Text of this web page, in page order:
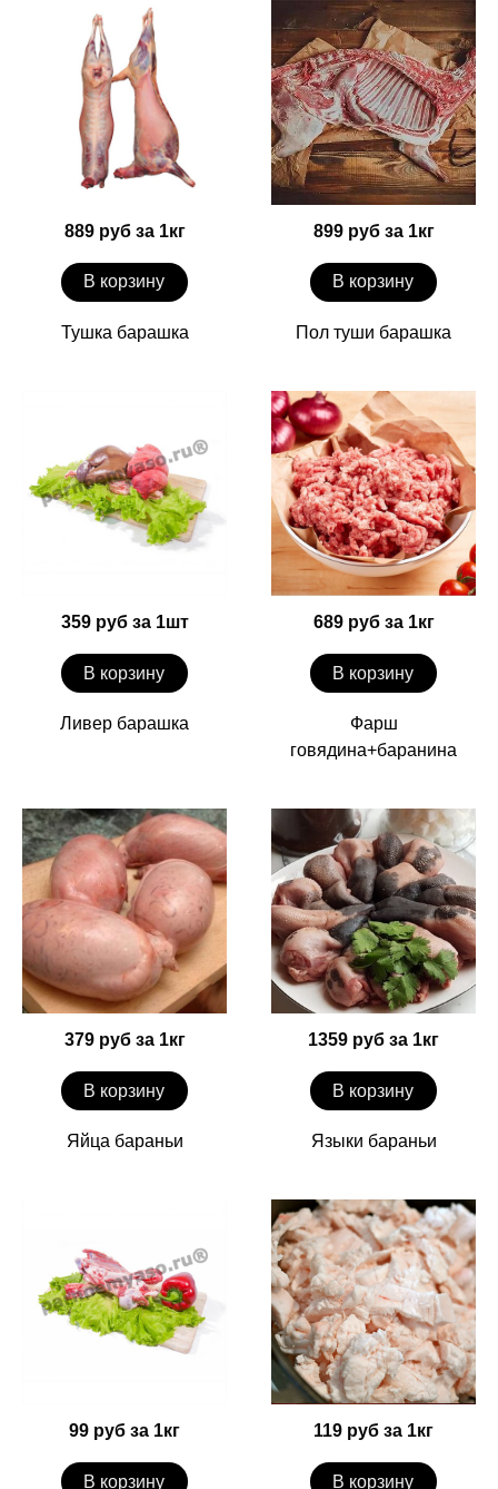
889 руб за 1кг
В корзину
Тушка барашка
899 руб за 1кг
В корзину
Пол туши барашка
359 руб за 1шт
В корзину
Ливер барашка
689 руб за 1кг
В корзину
Фарш
говядина+баранина
379 руб за 1кг
В корзину
Яйца бараньи
1359 руб за 1кг
В корзину
Языки бараньи
99 руб за 1кг
В корзину
119 руб за 1кг
В корзину